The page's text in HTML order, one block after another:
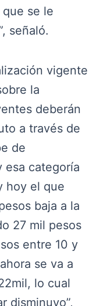
se le
señaló.
vigente
la
deberán
a través de
de
esa categoría
hoy el que
baja a la
27 mil pesos
entre 10 y
se va a
lo cual
disminuyo”,